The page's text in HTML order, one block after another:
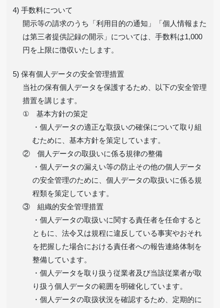
4) 手数料について
開示等の請求のうち「利用目的の通知」「個人情報また
は第三者提供記録の開示」については、手数料は1,000
円を上限に徴収いたします。
5) 保有個人データの安全管理措置
当社の保有個人データを保護するため、以下の安全管理
措置を講じます。
① 基本方針の策定
・個人データの適正な取扱いの確保について取り組
むために、基本方針を策定しています。
② 個人データの取扱いに係る規律の整備
・個人データの漏えい等の防止その他の個人データ
の安全管理のために、個人データの取扱いに係る規
程類を策定しています。
③ 組織的安全管理措置
・個人データの取扱いに関する責任者を任命すると
ともに、法令又は規程に違反している事実やおそれ
を把握した場合における責任者への報告連絡体制を
整備しています。
・個人データを取り扱う従業者及び当該従業者が取
り扱う個人データの範囲を明確化しています。
・個人データの取扱状況を確認するため、定期的に